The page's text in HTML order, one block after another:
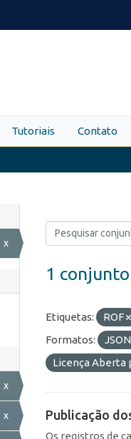
Tutoriais Contato
x
x
x
1
Etiquetas: ROF
Formatos:
JSON
Licença Aberta
Publicação
Os registros de